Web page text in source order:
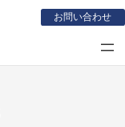
お問い合わせ